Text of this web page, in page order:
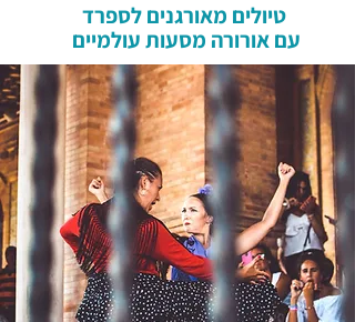
טיולים מאורגנים לספרד
עם אורורה מסעות עולמיים